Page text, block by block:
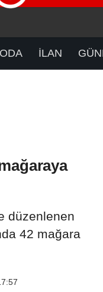
İLAN
düzenlenen
42 mağara